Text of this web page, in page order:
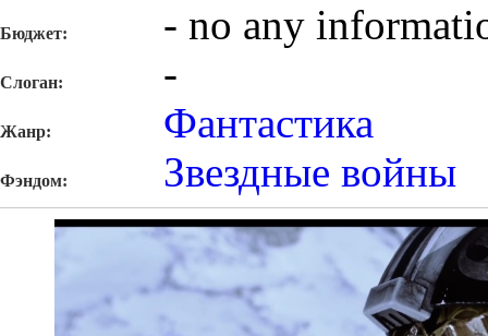
Бюджет: - no any
Слоган: -
Жанр: Фантастика
Фэндом: Звездные войны